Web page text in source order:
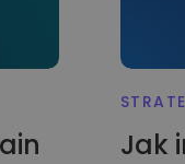
Jak